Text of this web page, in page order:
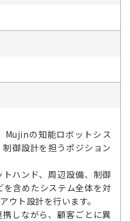
Mujinの知能ロボットシス
御設計を担うポジション
ハンド、周辺設備、制御
含めたシステム全体を対
ウト設計を行います。
しながら、顧客ごとに異